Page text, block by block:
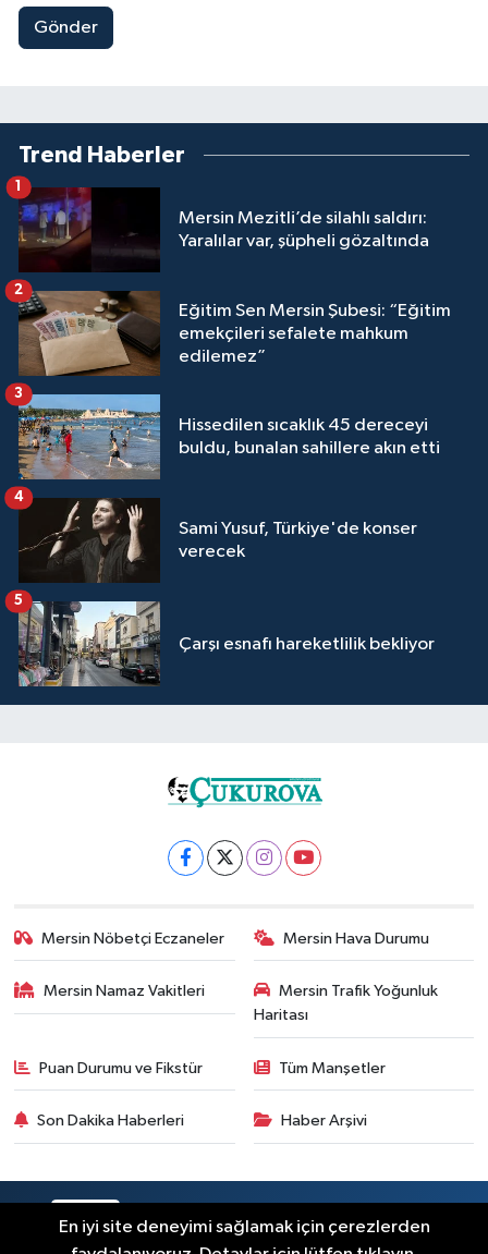
Gönder
Trend Haberler
Mersin Mezitli’de silahlı saldırı:
Yaralılar var, şüpheli gözaltında
Eğitim Sen Mersin Şubesi: “Eğitim
emekçileri sefalete mahkum
edilemez”
2
Hissedilen sıcaklık 45 dereceyi
buldu, bunalan sahillere akın etti
3
Sami Yusuf, Türkiye'de konser
verecek
4
Çarşı esnafı hareketlilik bekliyor
5
Mersin Nöbetçi Eczaneler Mersin Hava Durumu
Mersin Namaz Vakitleri
Mersin Trafik Yoğunluk
Haritası
Puan Durumu ve Fikstür Tüm Manşetler
Son Dakika Haberleri Haber Arşivi
En iyi site deneyimi sağlamak için çerezlerden